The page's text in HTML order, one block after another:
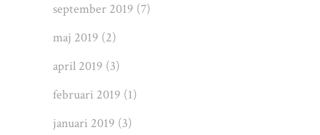
september 2019 (7)
maj 2019 (2)
april 2019 (3)
februari 2019 (1)
januari 2019 (3)